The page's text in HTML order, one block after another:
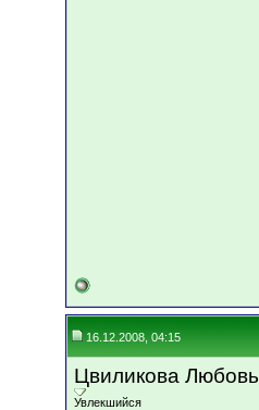
16.12.2008, 04:15
Цвиликова Любовь
Увлекшийся